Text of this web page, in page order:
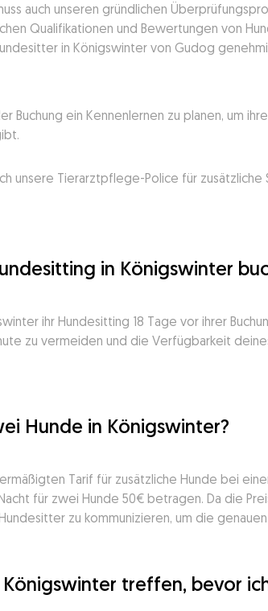
auch unseren gründlichen
Qualifikationen und Bewertungen von
in Königswinter von Gudog
Buchung ein Kennenlernen zu planen, um
unsere Tierarztpflege-Police für
in Königswinter
ihr Hundesitting 18 Tage vor ihrer
zu vermeiden und die Verfügbarkeit
Hunde in Königswinter?
Tarif für zusätzliche Hunde bei
für zwei Hunde 50€ betragen. Da die
zu kommunizieren, um die
treffen, bevor